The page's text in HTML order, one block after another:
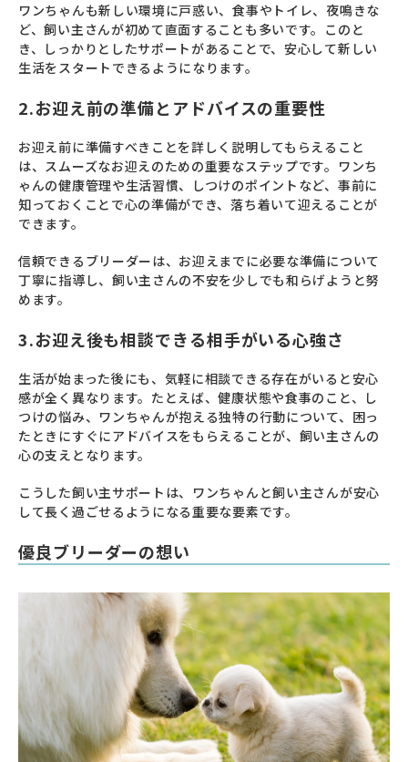
ワンちゃんも新しい環境に戸惑い、食事やトイレ、夜鳴きな
ど、飼い主さんが初めて直面することも多いです。このと
き、しっかりとしたサポートがあることで、安心して新しい
生活をスタートできるようになります。
2.お迎え前の準備とアドバイスの重要性
お迎え前に準備すべきことを詳しく説明してもらえること
は、スムーズなお迎えのための重要なステップです。ワンち
ゃんの健康管理や生活習慣、しつけのポイントなど、事前に
知っておくことで心の準備ができ、落ち着いて迎えることが
できます。
信頼できるブリーダーは、お迎えまでに必要な準備について
丁寧に指導し、飼い主さんの不安を少しでも和らげようと努
めます。
3.お迎え後も相談できる相手がいる心強さ
生活が始まった後にも、気軽に相談できる存在がいると安心
感が全く異なります。たとえば、健康状態や食事のこと、し
つけの悩み、ワンちゃんが抱える独特の行動について、困っ
たときにすぐにアドバイスをもらえることが、飼い主さんの
心の支えとなります。
こうした飼い主サポートは、ワンちゃんと飼い主さんが安心
して長く過ごせるようになる重要な要素です。
優良ブリーダーの想い